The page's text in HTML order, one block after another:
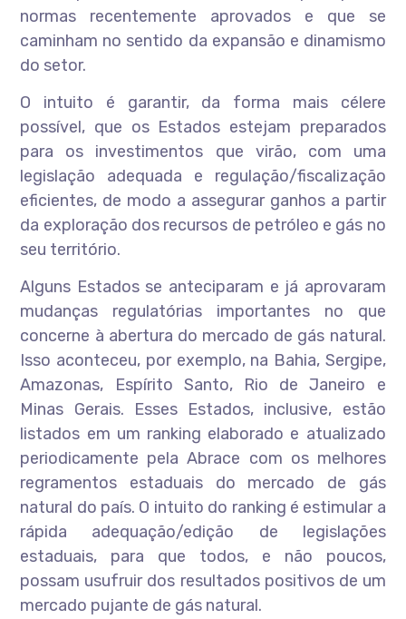
normas recentemente aprovados e que se
caminham no sentido da expansão e dinamismo
do setor.
O intuito é garantir, da forma mais célere
possível, que os Estados estejam preparados
para os investimentos que virão, com uma
legislação adequada e regulação/fiscalização
eficientes, de modo a assegurar ganhos a partir
da exploração dos recursos de petróleo e gás no
seu território.
Alguns Estados se anteciparam e já aprovaram
mudanças regulatórias importantes no que
concerne à abertura do mercado de gás natural.
Isso aconteceu, por exemplo, na Bahia, Sergipe,
Amazonas, Espírito Santo, Rio de Janeiro e
Minas Gerais. Esses Estados, inclusive, estão
listados em um ranking elaborado e atualizado
periodicamente pela Abrace com os melhores
regramentos estaduais do mercado de gás
natural do país. O intuito do ranking é estimular a
rápida adequação/edição de legislações
estaduais, para que todos, e não poucos,
possam usufruir dos resultados positivos de um
mercado pujante de gás natural.